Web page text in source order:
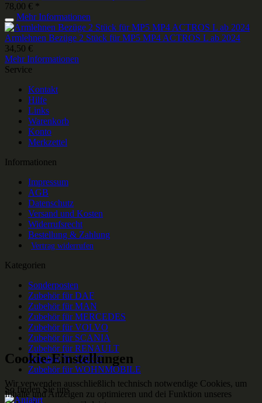
78,00 € *
Mehr Informationen
Armlehnen Bezüge 2 Stück für MP5 MP4 ACTROS L ab 2024
34,50 €
Mehr Informationen
Service
Kontakt
Hilfe
Links
Warenkorb
Konto
Merkzettel
Informationen
Impressum
AGB
Datenschutz
Versand und Kosten
Widerrufsrecht
Bestellung & Zahlung
Vertrag widerrufen
Kategorien
Sonderposten
Zubehör für DAF
Zubehör für MAN
Zubehör für MERCEDES
Zubehör für VOLVO
Zubehör für SCANIA
Zubehör für RENAULT
Zubehör für IVECO
Zubehör für WOHNMOBILE
So finden Sie uns
Cookie-Einstellungen
Wir verwenden ausschließlich technisch notwendige Cookies, um
Inhalte und Anzeigen zu optimieren und dei Funktion unseres